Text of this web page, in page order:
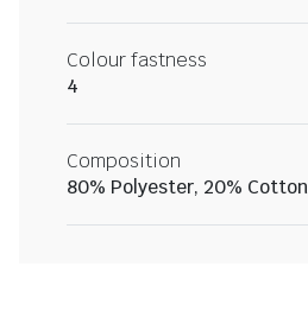
Colour fastness
4
Composition
80% Polyester, 20% Cotton